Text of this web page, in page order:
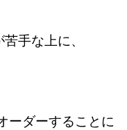
手な上に、
ーダーすることに